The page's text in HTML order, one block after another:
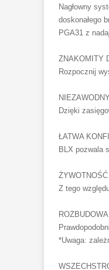
Nagłowny
doskonałego
PGA31 z
ZNAKOMITY
Rozpocznij
Dzięki
ŁATWA
BLX pozwala
Z tego
*Uwaga: